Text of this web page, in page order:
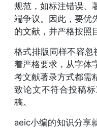
规范，如标注错误、
端争议。因此，要优
的文献，并严格按照
格式排版同样不容忽
着严格要求，从字体
考文献著录方式都需
致论文不符合投稿
稿。
aeic小编的知识分享